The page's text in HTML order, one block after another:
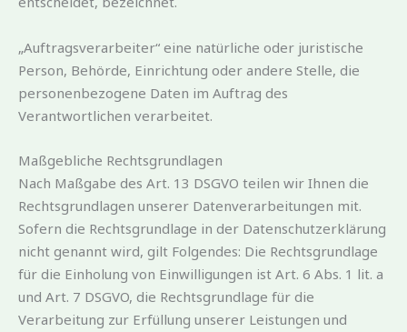
„Auftragsverarbeiter“ eine natürliche oder juristische
Person, Behörde, Einrichtung oder andere Stelle, die
personenbezogene Daten im Auftrag des
Verantwortlichen verarbeitet.
Maßgebliche Rechtsgrundlagen
Nach Maßgabe des Art. 13 DSGVO teilen wir Ihnen die
Rechtsgrundlagen unserer Datenverarbeitungen mit.
Sofern die Rechtsgrundlage in der Datenschutzerklärung
nicht genannt wird, gilt Folgendes: Die Rechtsgrundlage
für die Einholung von Einwilligungen ist Art. 6 Abs. 1 lit. a
und Art. 7 DSGVO, die Rechtsgrundlage für die
Verarbeitung zur Erfüllung unserer Leistungen und